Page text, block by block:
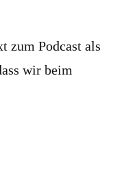
zum Podcast als
wir beim